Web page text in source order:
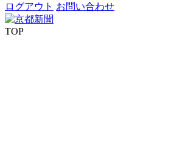
ログアウト お問い合わせ
TOP